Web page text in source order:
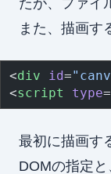
また、描画す
<div id=
<script type=
最初に描画す
DOMの指定と